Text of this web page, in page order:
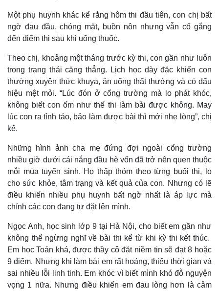
Thế giới
Quan sát
Hồ sơ
Multimedia
E-Magazine
Infographic
Một phụ huynh khác kể rằng hôm thi đầu tiên, con chị bất
ngờ đau đầu, chóng mặt, buồn nôn nhưng vẫn cố gắng
đến điểm thi sau khi uống thuốc.
Theo chị, khoảng một tháng trước kỳ thi, con gần như luôn
trong trạng thái căng thẳng. Lịch học dày đặc khiến con
thường xuyên thức khuya, ăn uống thất thường và có dấu
hiệu mệt mỏi. “Lúc đón ở cổng trường mà lo phát khóc,
không biết con ốm như thế thi làm bài được không. May
lúc con ra tỉnh táo, bảo làm được bài thì mới nhẹ lòng”, chị
kể.
Những hình ảnh cha mẹ đứng đợi ngoài cổng trường
nhiều giờ dưới cái nắng đầu hè vốn đã trở nên quen thuộc
mỗi mùa tuyển sinh. Họ thấp thỏm theo từng buổi thi, lo
cho sức khỏe, tâm trạng và kết quả của con. Nhưng có lẽ
điều khiến nhiều phụ huynh bất ngờ nhất là áp lực mà
chính các con đang tự đặt lên mình.
Ngọc Anh, học sinh lớp 9 tại Hà Nội, cho biết em gần như
không thể ngừng nghĩ về bài thi kể từ khi kỳ thi kết thúc.
Em học Toán khá, được thầy cô đặt niềm tin sẽ đạt 8 hoặc
9 điểm. Nhưng khi làm bài em rất hoảng, thiếu thời gian và
sai nhiều lỗi linh tinh. Em khóc vì biết mình khó đỗ nguyện
vọng 1 nữa. Nhưng điều khiến em đau lòng hơn là cảm